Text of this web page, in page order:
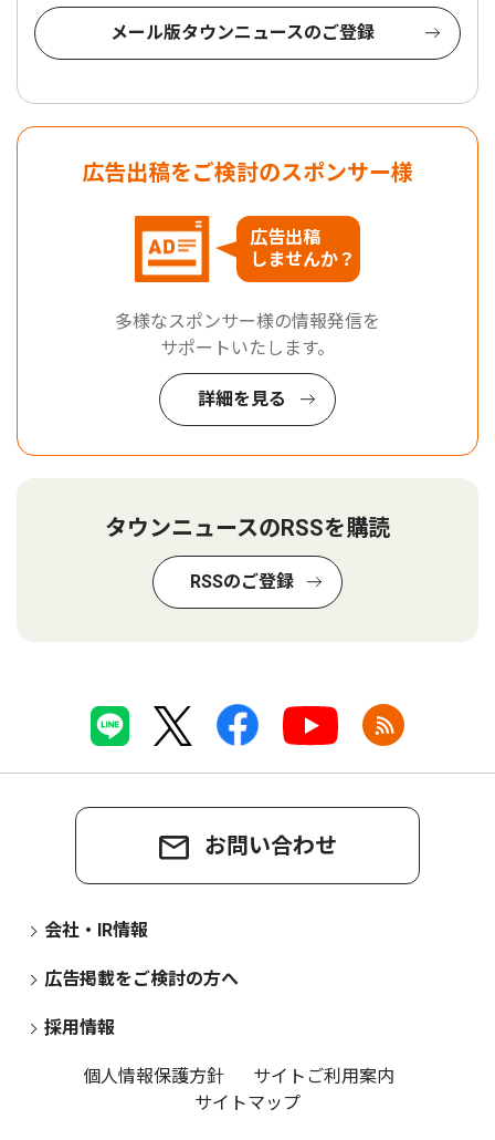
メール版タウンニュースのご登録
広告出稿をご検討のスポンサー様
広告出稿
しませんか？
多様なスポンサー様の情報発信を
サポートいたします。
詳細を見る
タウンニュースのRSSを購読
RSSのご登録
お問い合わせ
会社・IR情報
広告掲載をご検討の方へ
採用情報
個人情報保護方針
サイトご利用案内
サイトマップ